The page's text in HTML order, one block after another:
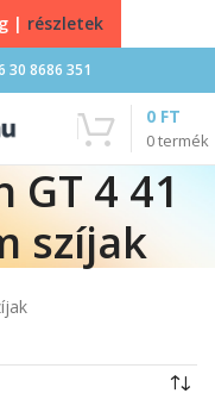
30 8686 351
0termék
0 FT
GT 4 41
szíjak
| részletek